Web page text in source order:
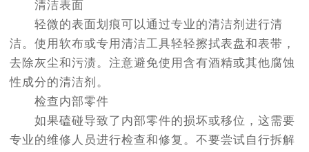
清洁表面
轻微的表面划痕可以通过专业的清洁剂进行清
洁。使用软布或专用清洁工具轻轻擦拭表盘和表带，
去除灰尘和污渍。注意避免使用含有酒精或其他腐蚀
性成分的清洁剂。
检查内部零件
如果磕碰导致了内部零件的损坏或移位，这需要
专业的维修人员进行检查和修复。不要尝试自行拆解